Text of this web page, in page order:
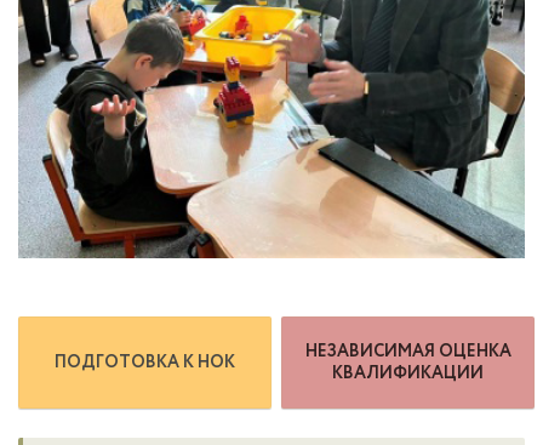
ПОДГОТОВКА К НОК
НЕЗАВИСИМАЯ ОЦЕНКА
КВАЛИФИКАЦИИ